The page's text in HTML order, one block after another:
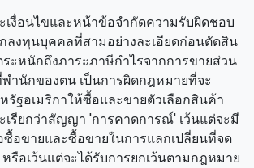
งื่อนไขและหน้าข้อจํากัดความรับผิดชอบ
งทุนบุคคลที่สามอย่างละเอียดก่อนตัดสิน
ะหนักถึงภาระภาษีกําไรจากการขายส่วน
านักของตน เป็นการผิดกฎหมายที่จะ
ฐอเมริกาให้ซื้อและขายตัวเลือกสินค้า
รียกว่าสัญญา 'การคาดการณ์' เว้นแต่จะมี
ซื้อขายและซื้อขายในการแลกเปลี่ยนที่จด
รือเว้นแต่จะได้รับการยกเว้นตามกฎหมาย